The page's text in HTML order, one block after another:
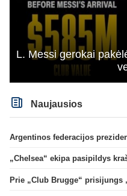
L. Messi gerokai
Naujausios
„Chelsea“ ekipa pasipildys